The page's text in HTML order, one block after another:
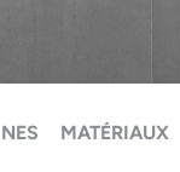
MATÉRIAUX